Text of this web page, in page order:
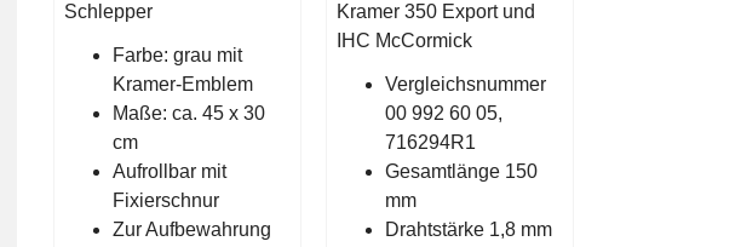
Schlepper
Farbe: grau mit
Kramer-Emblem
Maße: ca. 45 x 30
cm
Aufrollbar mit
Fixierschnur
Zur Aufbewahrung
Kramer 350 Export und
IHC McCormick
Vergleichsnummer
00 992 60 05,
716294R1
Gesamtlänge 150
mm
Drahtstärke 1,8 mm